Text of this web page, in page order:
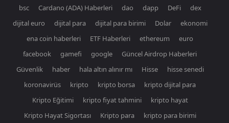
bsc
Cardano (ADA) Haberleri dao dapp DeFi
dex
dijital euro
dijital para dijital para birimi Dolar
ekonomi
ena coin haberleri
ETF Haberleri ethereum
euro
facebook
gamefi google
Güncel Airdrop Haberleri
Güvenlik
haber hala altın alınır mı Hisse
hisse senedi
koronavirüs
kripto kripto borsa
kripto dijital para
Kripto Eğitimi
kripto fiyat tahmini
kripto hayat
Kripto Hayat Sigortası
Kripto para
kripto para birimi